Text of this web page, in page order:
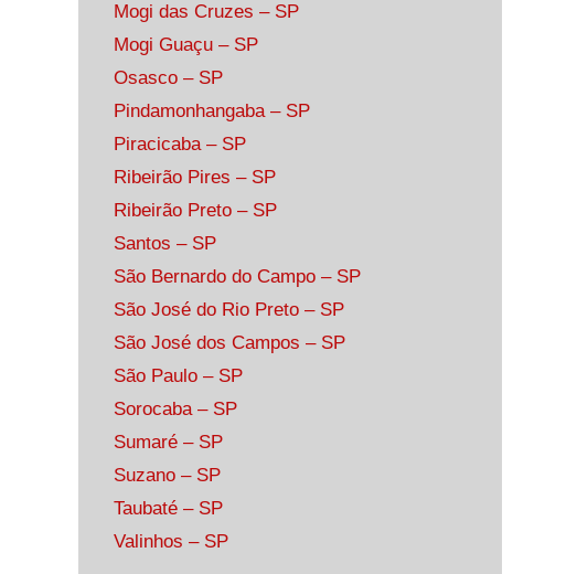
Mogi das Cruzes – SP
Mogi Guaçu – SP
Osasco – SP
Pindamonhangaba – SP
Piracicaba – SP
Ribeirão Pires – SP
Ribeirão Preto – SP
Santos – SP
São Bernardo do Campo – SP
São José do Rio Preto – SP
São José dos Campos – SP
São Paulo – SP
Sorocaba – SP
Sumaré – SP
Suzano – SP
Taubaté – SP
Valinhos – SP